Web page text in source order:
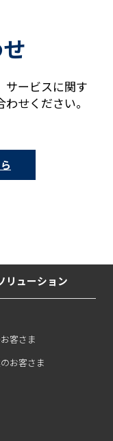
サービスに関す
せください。
リューション
客さま
お客さま